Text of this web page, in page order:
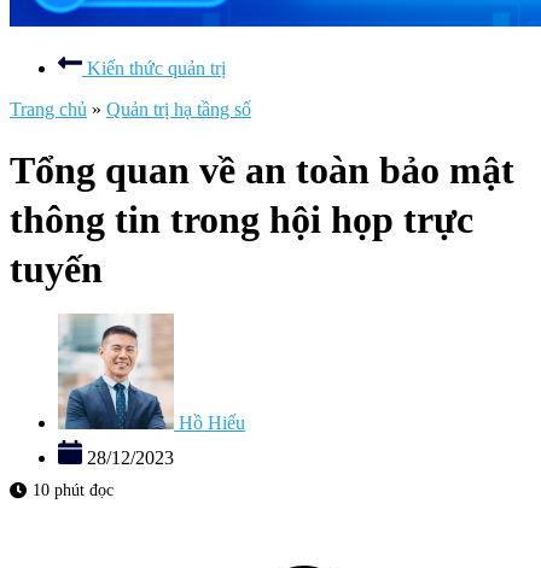
Kiến thức quản trị
Trang chủ » Quản trị hạ tầng số
Tổng quan về an toàn bảo mật
thông tin trong hội họp trực
tuyến
Hồ Hiếu
28/12/2023
10 phút đọc